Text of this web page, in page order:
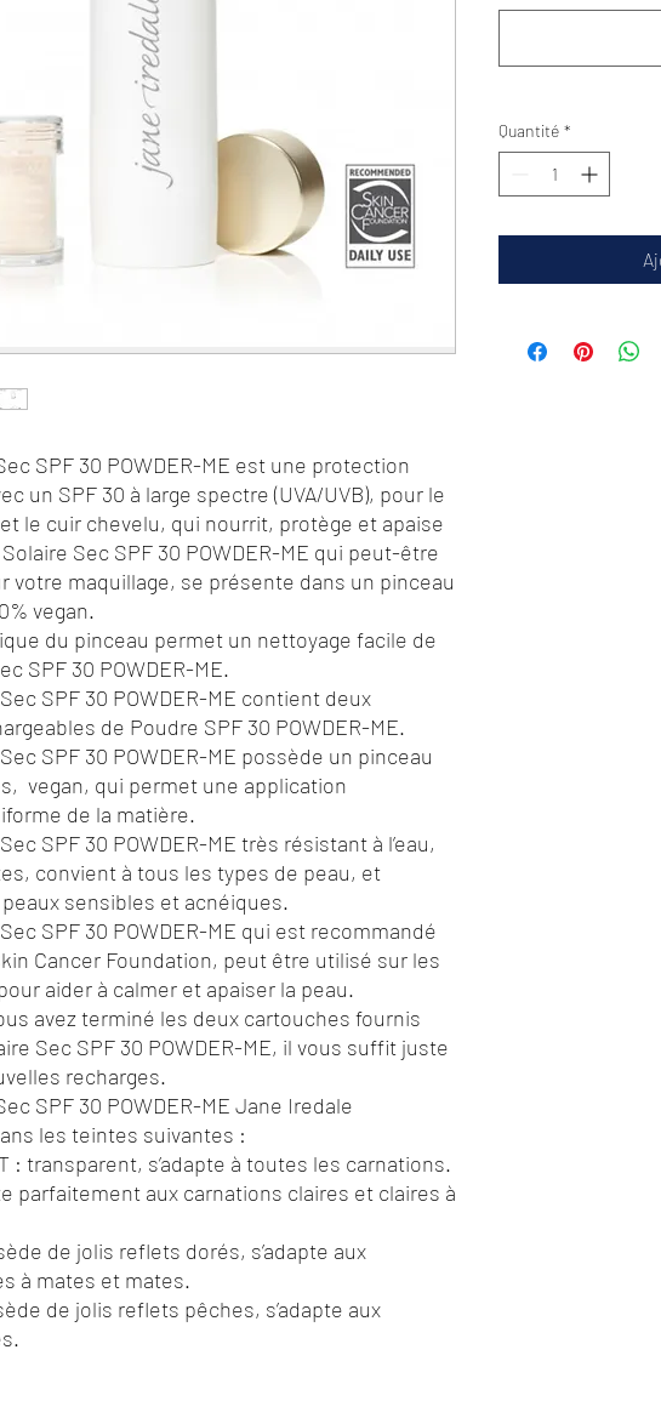
SPF 30 POWDER-ME est une protection
un SPF 30 à large spectre (UVA/UVB), pour le
le cuir chevelu, qui nourrit, protège et apaise
Solaire Sec SPF 30 POWDER-ME qui peut-être
votre maquillage, se présente dans un pinceau
vegan.
du pinceau permet un nettoyage facile de
SPF 30 POWDER-ME.
SPF 30 POWDER-ME contient deux
de Poudre SPF 30 POWDER-ME.
SPF 30 POWDER-ME possède un pinceau
vegan, qui permet une application
de la matière.
SPF 30 POWDER-ME très résistant à l’eau,
convient à tous les types de peau, et
sensibles et acnéiques.
SPF 30 POWDER-ME qui est recommandé
Cancer Foundation, peut être utilisé sur les
aider à calmer et apaiser la peau.
avez terminé les deux cartouches fournis
Sec SPF 30 POWDER-ME, il vous suffit juste
recharges.
SPF 30 POWDER-ME Jane Iredale
les teintes suivantes :
: transparent, s’adapte à toutes les carnations.
parfaitement aux carnations claires et claires à
de jolis reflets dorés, s’adapte aux
à mates et mates.
de jolis reflets pêches, s’adapte aux
Quantité *